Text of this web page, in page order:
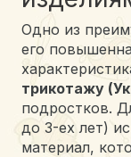
Одно из
его
трикотажу
подростков.
до 3-ех лет)
материал,